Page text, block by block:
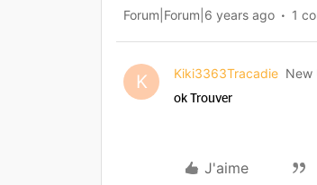
Forum|Forum|6 years ago 1
K Kiki3363Tracadie New
ok Trouver
J'aime